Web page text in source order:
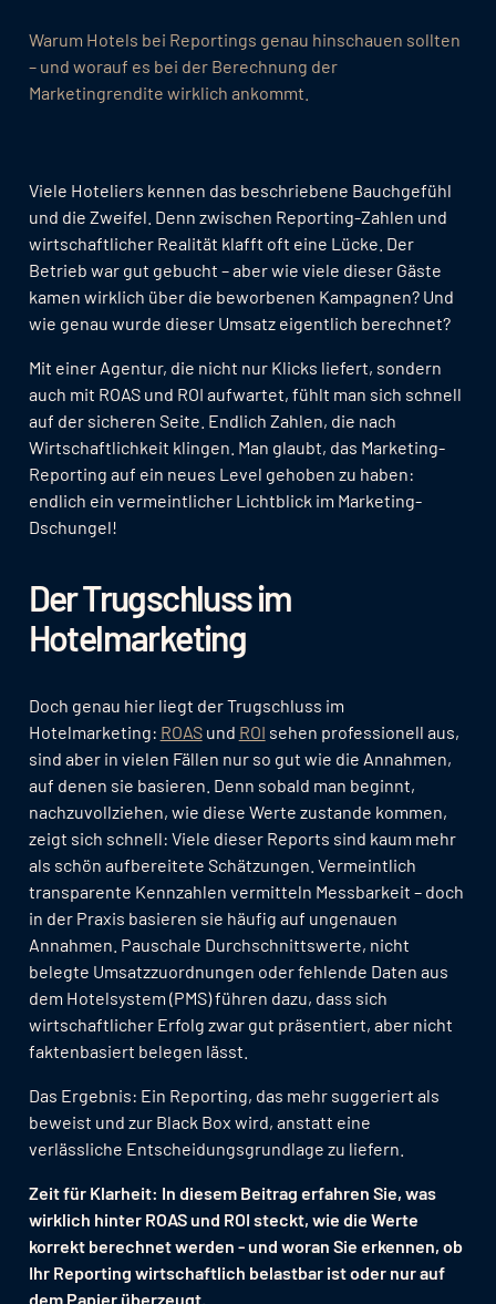
Warum Hotels bei Reportings genau hinschauen sollten
– und worauf es bei der Berechnung der
Marketingrendite wirklich ankommt.
Viele Hoteliers kennen das beschriebene Bauchgefühl
und die Zweifel. Denn zwischen Reporting-Zahlen und
wirtschaftlicher Realität klafft oft eine Lücke. Der
Betrieb war gut gebucht – aber wie viele dieser Gäste
kamen wirklich über die beworbenen Kampagnen? Und
wie genau wurde dieser Umsatz eigentlich berechnet?
Mit einer Agentur, die nicht nur Klicks liefert, sondern
auch mit ROAS und ROI aufwartet, fühlt man sich schnell
auf der sicheren Seite. Endlich Zahlen, die nach
Wirtschaftlichkeit klingen. Man glaubt, das Marketing-
Reporting auf ein neues Level gehoben zu haben:
endlich ein vermeintlicher Lichtblick im Marketing-
Dschungel!
Der Trugschluss im
Hotelmarketing
Doch genau hier liegt der Trugschluss im
Hotelmarketing: ROASund ROI sehen professionell aus,
sind aber in vielen Fällen nur so gut wie die Annahmen,
auf denen sie basieren. Denn sobald man beginnt,
nachzuvollziehen, wie diese Werte zustande kommen,
zeigt sich schnell: Viele dieser Reports sind kaum mehr
als schön aufbereitete Schätzungen. Vermeintlich
transparente Kennzahlen vermitteln Messbarkeit – doch
in der Praxis basieren sie häufig auf ungenauen
Annahmen. Pauschale Durchschnittswerte, nicht
belegte Umsatzzuordnungen oder fehlende Daten aus
dem Hotelsystem (PMS) führen dazu, dass sich
wirtschaftlicher Erfolg zwar gut präsentiert, aber nicht
faktenbasiert belegen lässt.
Das Ergebnis: Ein Reporting, das mehr suggeriert als
beweist und zur Black Box wird, anstatt eine
verlässliche Entscheidungsgrundlage zu liefern.
Zeit für Klarheit: In diesem Beitrag erfahren Sie, was
wirklich hinter ROAS und ROI steckt, wie die Werte
korrekt berechnet werden - und woran Sie erkennen, ob
Ihr Reporting wirtschaftlich belastbar ist oder nur auf
dem Papier überzeugt.